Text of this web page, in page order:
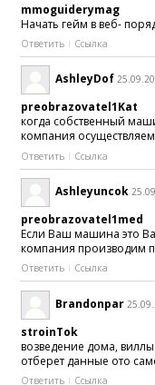
mmoguiderymag
Начать гейм в веб-
Ответить Ссылка
AshleyDof
preobrazovatel1Kat
когда собственный
компания
Ответить Ссылка
Ashleyuncok
preobrazovatel1med
Если Ваш машина это
компания производим
Ответить Ссылка
Brandonpar
stroinTok
возведение дома,
отберет данные ото
Ответить Ссылка